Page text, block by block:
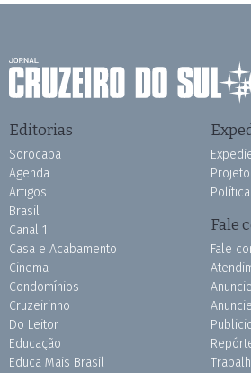
Editorias
Sorocaba
Agenda
Artigos
Brasil
Canal 1
Casa e Acabamento
Cinema
Condomínios
Cruzeirinho
Do Leitor
Educação
Educa Mais Brasil
Fale
Fale